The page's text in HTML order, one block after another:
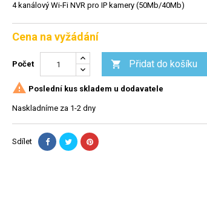
4 kanálový Wi-Fi NVR pro IP kamery (50Mb/40Mb)
Cena na vyžádání
Počet  Přidat do košíku
 Poslední kus skladem u dodavatele
Naskladníme za 1-2 dny
Sdílet